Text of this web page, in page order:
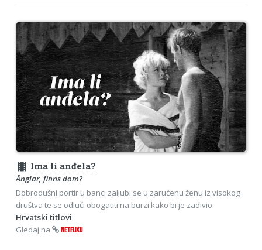
theaters Ima li anđela?
Änglar, finns dom?
Dobrodušni portir u banci zaljubi se u zaručenu ženu iz visokog
društva te se odluči obogatiti na burzi kako bi je zadivio.
Hrvatski titlovi
Gledaj na
NETFLIXU